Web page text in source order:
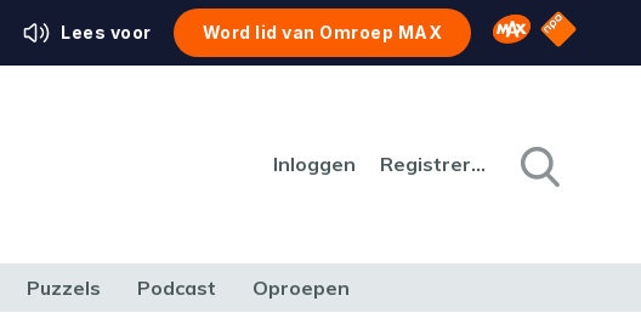
Lees voor Word lid van Omroep MAX Omroep MAX
NPO
Inloggen Registreren
Puzzels Podcast Oproepen